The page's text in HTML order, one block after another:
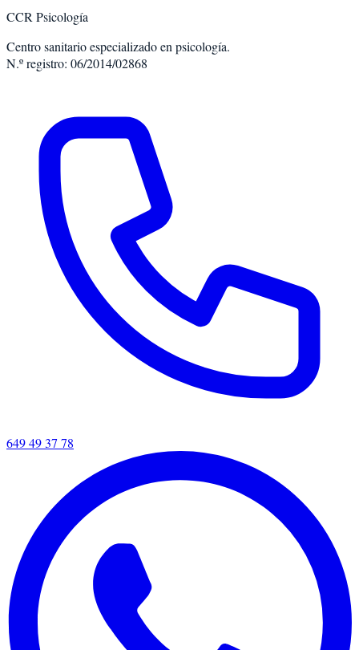
CCR Psicología
Centro sanitario especializado en psicología.
N.º registro: 06/2014/02868
649 49 37 78